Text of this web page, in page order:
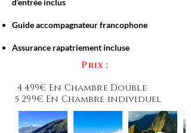
d’entrée inclus
Guide accompagnateur francophone
Assurance rapatriement incluse
Prix :
4 499€ En Chambre Double
5 299€ En Chambre individuel